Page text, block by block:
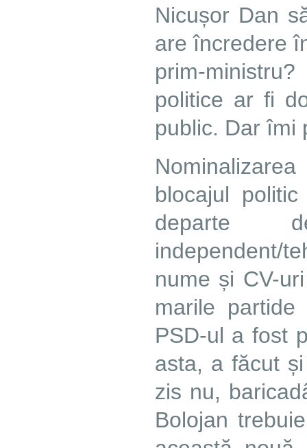
Nicușor Dan
are încredere
prim-
politice ar fi
public. Dar îmi
blocajul
departe
independent/
nume și CV-
marile
PSD-ul a fost
asta, a făcut
zis nu,
Bolojan